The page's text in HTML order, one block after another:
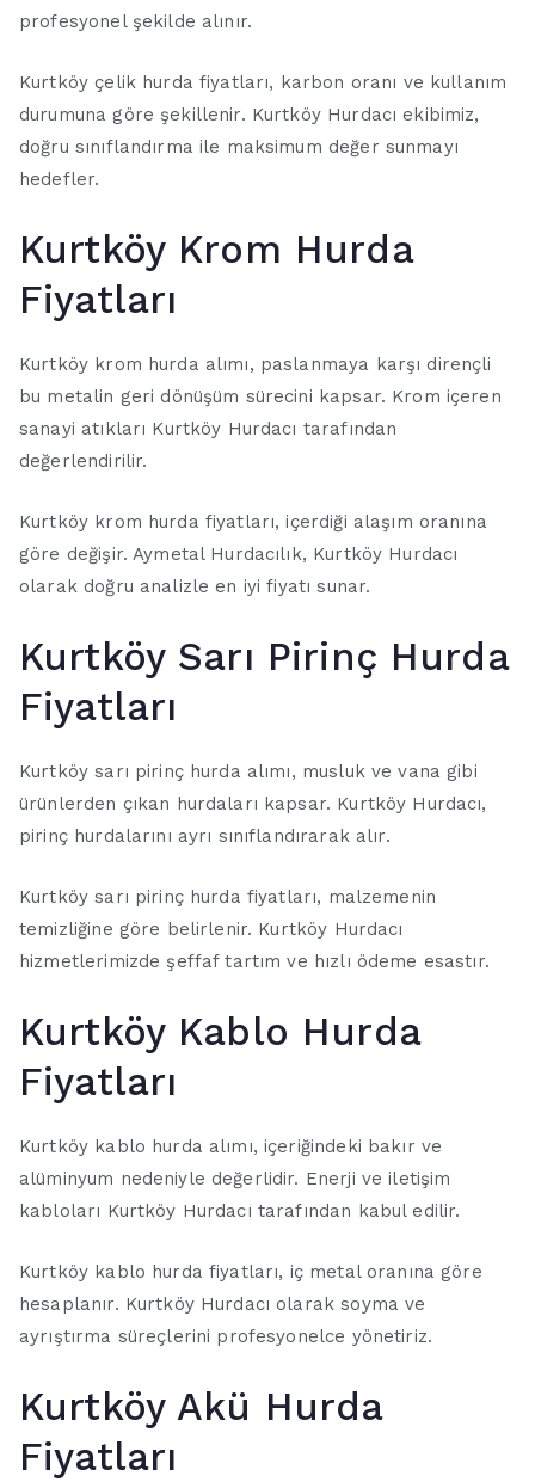
profesyonel şekilde alınır.
Kurtköy çelik hurda fiyatları, karbon oranı ve kullanım
durumuna göre şekillenir. Kurtköy Hurdacı ekibimiz,
doğru sınıflandırma ile maksimum değer sunmayı
hedefler.
Kurtköy Krom Hurda
Fiyatları
Kurtköy krom hurda alımı, paslanmaya karşı dirençli
bu metalin geri dönüşüm sürecini kapsar. Krom içeren
sanayi atıkları Kurtköy Hurdacı tarafından
değerlendirilir.
Kurtköy krom hurda fiyatları, içerdiği alaşım oranına
göre değişir. Aymetal Hurdacılık, Kurtköy Hurdacı
olarak doğru analizle en iyi fiyatı sunar.
Kurtköy Sarı Pirinç Hurda
Fiyatları
Kurtköy sarı pirinç hurda alımı, musluk ve vana gibi
ürünlerden çıkan hurdaları kapsar. Kurtköy Hurdacı,
pirinç hurdalarını ayrı sınıflandırarak alır.
Kurtköy sarı pirinç hurda fiyatları, malzemenin
temizliğine göre belirlenir. Kurtköy Hurdacı
hizmetlerimizde şeffaf tartım ve hızlı ödeme esastır.
Kurtköy Kablo Hurda
Fiyatları
Kurtköy kablo hurda alımı, içeriğindeki bakır ve
alüminyum nedeniyle değerlidir. Enerji ve iletişim
kabloları Kurtköy Hurdacı tarafından kabul edilir.
Kurtköy kablo hurda fiyatları, iç metal oranına göre
hesaplanır. Kurtköy Hurdacı olarak soyma ve
ayrıştırma süreçlerini profesyonelce yönetiriz.
Kurtköy Akü Hurda
Fiyatları